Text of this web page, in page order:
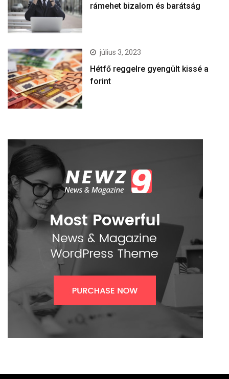
rámehet bizalom és barátság
július 3, 2023
Hétfő reggelre gyengült kissé a
forint